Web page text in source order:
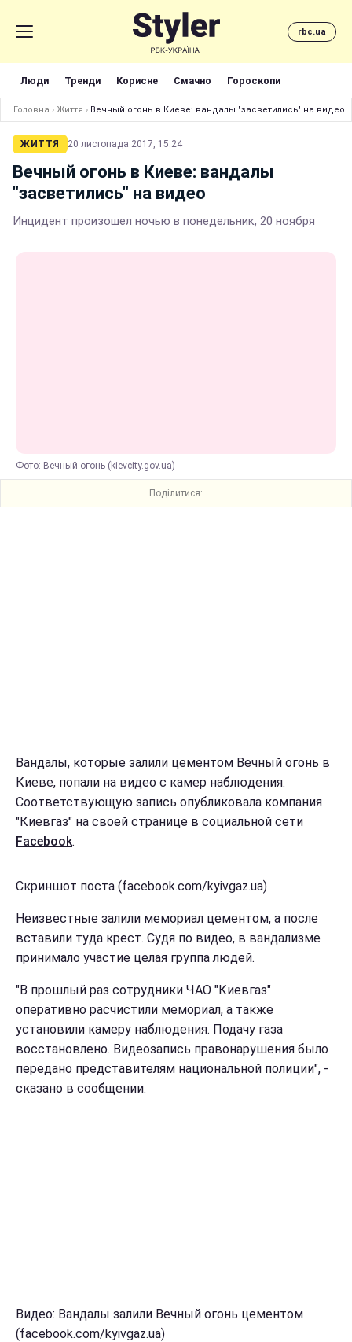
rbc.ua
Люди Тренди Корисне Смачно Гороскопи
Головна › Життя › Вечный огонь в Киеве: вандалы "засветились" на видео
ЖИТТЯ 20 листопада 2017, 15:24
Вечный огонь в Киеве: вандалы
"засветились" на видео
Инцидент произошел ночью в понедельник, 20 ноября
Фото: Вечный огонь (kievcity.gov.ua)
Поділитися:
Вандалы, которые залили цементом Вечный огонь в
Киеве, попали на видео с камер наблюдения.
Соответствующую запись опубликовала компания
"Киевгаз" на своей странице в социальной сети
Facebook.
Скриншот поста (facebook.com/kyivgaz.ua)
Неизвестные залили мемориал цементом, а после
вставили туда крест. Судя по видео, в вандализме
принимало участие целая группа людей.
"В прошлый раз сотрудники ЧАО "Киевгаз"
оперативно расчистили мемориал, а также
установили камеру наблюдения. Подачу газа
восстановлено. Видеозапись правонарушения было
передано представителям национальной полиции", -
сказано в сообщении.
Видео: Вандалы залили Вечный огонь цементом
(facebook.com/kyivgaz.ua)